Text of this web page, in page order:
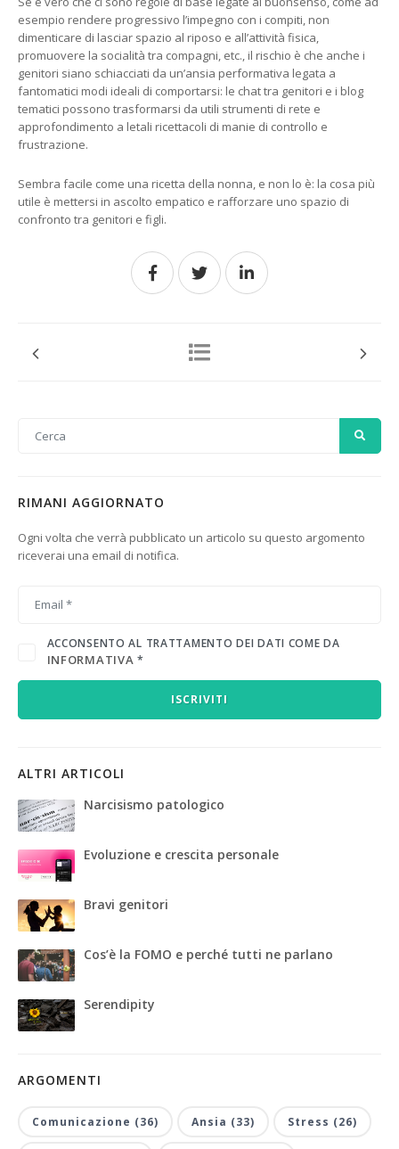
esempio rendere progressivo l’impegno con i compiti, non
dimenticare di lasciar spazio al riposo e all’attività fisica,
promuovere la socialità tra compagni, etc., il rischio è che anche i
genitori siano schiacciati da un’ansia performativa legata a
fantomatici modi ideali di comportarsi: le chat tra genitori e i blog
tematici possono trasformarsi da utili strumenti di rete e
approfondimento a letali ricettacoli di manie di controllo e
frustrazione.
Sembra facile come una ricetta della nonna, e non lo è: la cosa più
utile è mettersi in ascolto empatico e rafforzare uno spazio di
confronto tra genitori e figli.
RIMANI AGGIORNATO
Ogni volta che verrà pubblicato un articolo su questo argomento
riceverai una email di notifica.
ACCONSENTO AL TRATTAMENTO DEI DATI COME DA
INFORMATIVA *
ISCRIVITI
ALTRI ARTICOLI
Narcisismo patologico
Evoluzione e crescita personale
Bravi genitori
Cos’è la FOMO e perché tutti ne parlano
Serendipity
ARGOMENTI
Comunicazione (36) Ansia (33) Stress (26)